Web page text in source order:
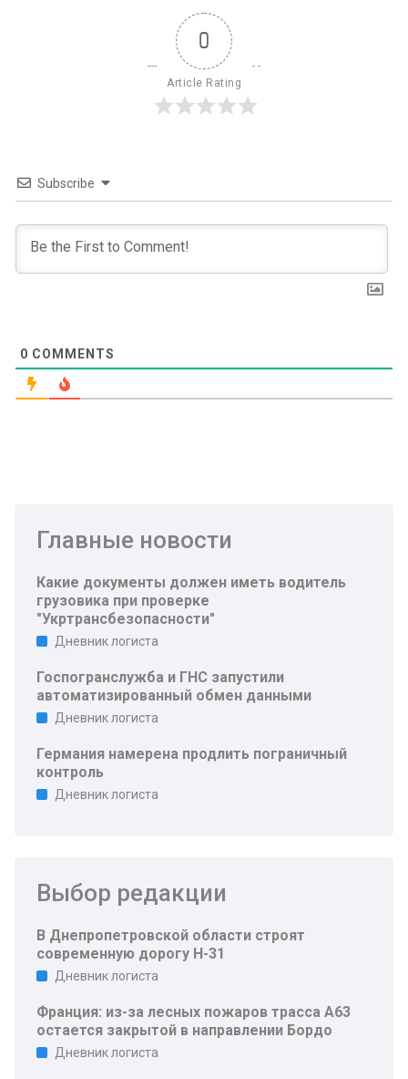
0
Article Rating
Subscribe
0 COMMENTS
Главные новости
Какие документы должен иметь водитель
грузовика при проверке
"Укртрансбезопасности"
Дневник логиста
Госпогранслужба и ГНС запустили
автоматизированный обмен данными
Дневник логиста
Германия намерена продлить пограничный
контроль
Дневник логиста
Выбор редакции
В Днепропетровской области строят
современную дорогу Н-31
Дневник логиста
Франция: из-за лесных пожаров трасса A63
остается закрытой в направлении Бордо
Дневник логиста